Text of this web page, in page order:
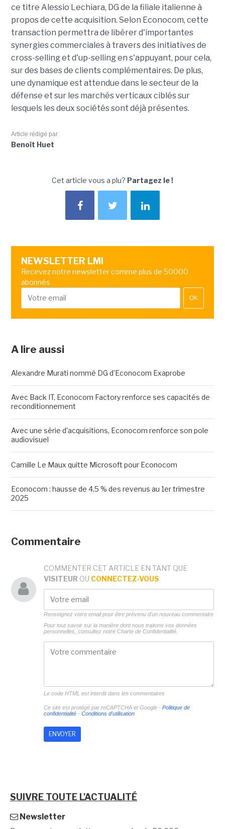
ce titre Alessio Lechiara, DG de la filiale italienne à
propos de cette acquisition. Selon Econocom, cette
transaction permettra de libérer d'importantes
synergies commerciales à travers des initiatives de
cross-selling et d'up-selling en s'appuyant, pour cela,
sur des bases de clients complémentaires. De plus,
une dynamique est attendue dans le secteur de la
défense et sur les marchés verticaux ciblés sur
lesquels les deux sociétés sont déjà présentes.
Article rédigé par
Benoît Huet
Cet article vous a plu? Partagez le !
NEWSLETTER LMI
Recevez notre newsletter comme plus de 50000
abonnés
OK
A lire aussi
Alexandre Murati nommé DG d'Econocom Exaprobe
Avec Back IT, Econocom Factory renforce ses capacités de
reconditionnement
Avec une série d'acquisitions, Econocom renforce son pole
audiovisuel
Camille Le Maux quitte Microsoft pour Econocom
Econocom : hausse de 4,5 % des revenus au 1er trimestre
2025
Commentaire
COMMENTER CET ARTICLE EN TANT QUE
VISITEUR OU CONNECTEZ-VOUS
Renseignez votre email pour être prévenu d'un nouveau commentaire
Pour tout savoir sur la manière dont nous traitons vos données
personnelles, consultez notre Charte de Confidentialité.
Le code HTML est interdit dans les commentaires
Ce site est protégé par reCAPTCHA et Google - Politique de
confidentialité- Conditions d'utilisation
SUIVRE TOUTE L'ACTUALITÉ
Newsletter